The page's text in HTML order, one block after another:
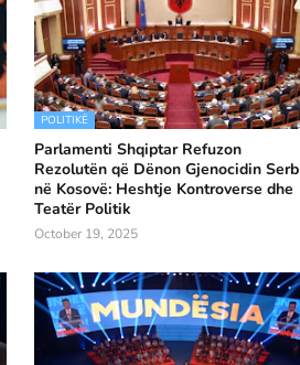
POLITIKË
Parlamenti Shqiptar Refuzon
Rezolutën që Dënon Gjenocidin Serb
në Kosovë: Heshtje Kontroverse dhe
Teatër Politik
October 19, 2025